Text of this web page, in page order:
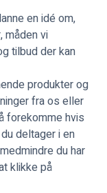
en idé om,
måden vi
tilbud der kan
produkter og
fra os eller
forekomme hvis
deltager i en
du har
klikke på